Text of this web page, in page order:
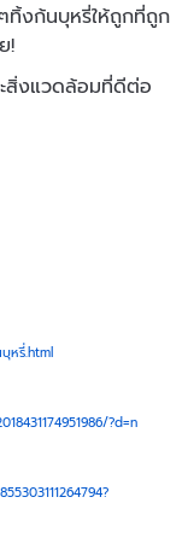
ทิ้งก้นบุหรี่ให้ถูกที่ถูก
!
สิ่งแวดล้อมที่ดีต่อ
หรี่.html
?d=n